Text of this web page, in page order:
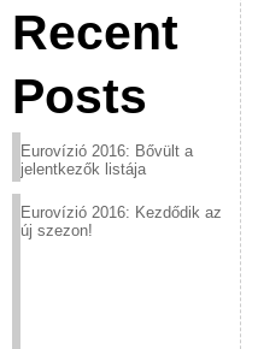
Recent
Posts
Eurovízió 2016: Bővült a
jelentkezők listája
Eurovízió 2016: Kezdődik az
új szezon!